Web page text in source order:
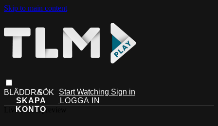
Skip to main content
Start Watching Sign in
Live stream preview